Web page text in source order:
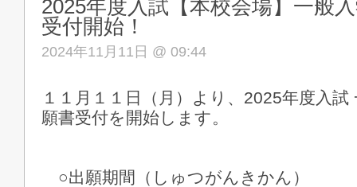
2025年度入試【本校会場】一般
受付開始！
2024年11月11日 @ 09:44
１１月１１日（月）より、2025年度入試
願書受付を開始します。
○出願期間（しゅつがんきかん）